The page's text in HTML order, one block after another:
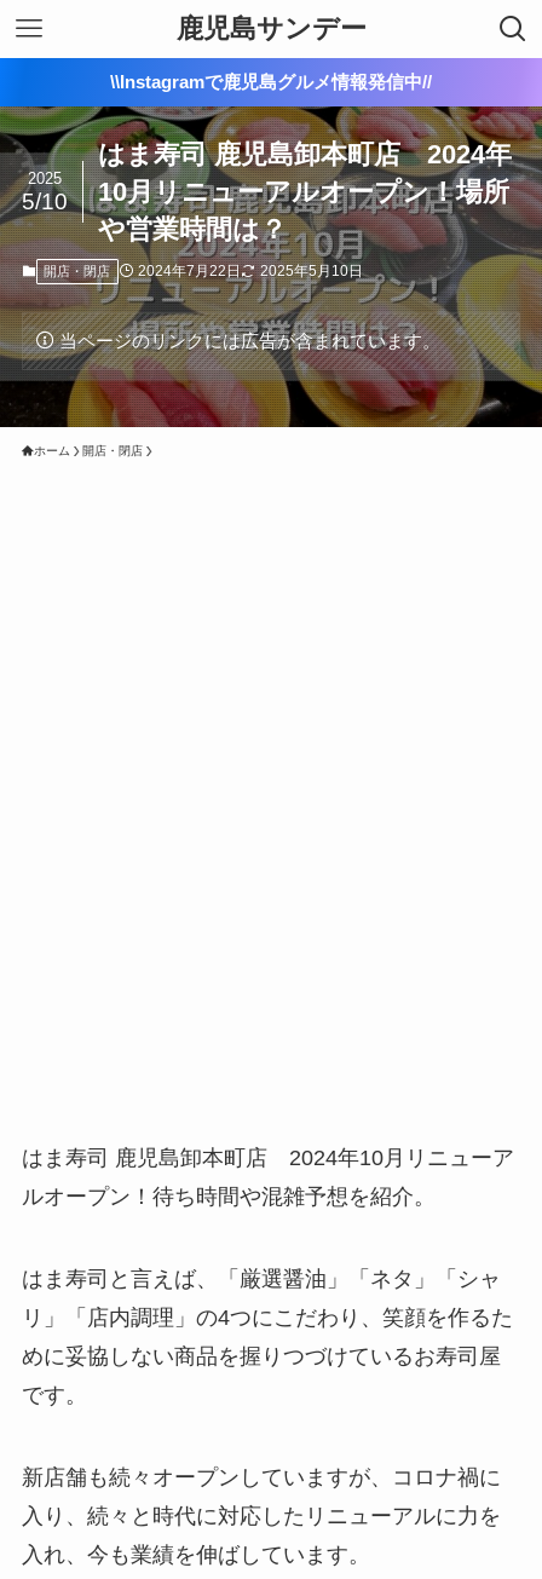
鹿児島サンデー
\\Instagramで鹿児島グルメ情報発信中//
はま寿司 鹿児島卸本町店 2024年
10月リニューアルオープン！場所
や営業時間は？
2025
5/10
開店・閉店 2024年7月22日 2025年5月10日
当ページのリンクには広告が含まれています。
ホーム 開店・閉店
はま寿司 鹿児島卸本町店 2024年10月リニューア
ルオープン！待ち時間や混雑予想を紹介。
はま寿司と言えば、「厳選醤油」「ネタ」「シャ
リ」「店内調理」の4つにこだわり、笑顔を作るた
めに妥協しない商品を握りつづけているお寿司屋
です。
新店舗も続々オープンしていますが、コロナ禍に
入り、続々と時代に対応したリニューアルに力を
入れ、今も業績を伸ばしています。